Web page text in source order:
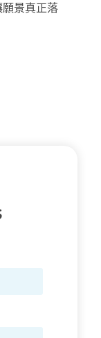
景真正落